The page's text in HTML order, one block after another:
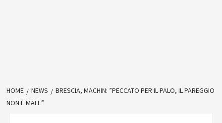
HOME NEWS
BRESCIA, MACHIN: ”PECCATO PER IL PALO, IL PAREGGIO
NON È MALE”